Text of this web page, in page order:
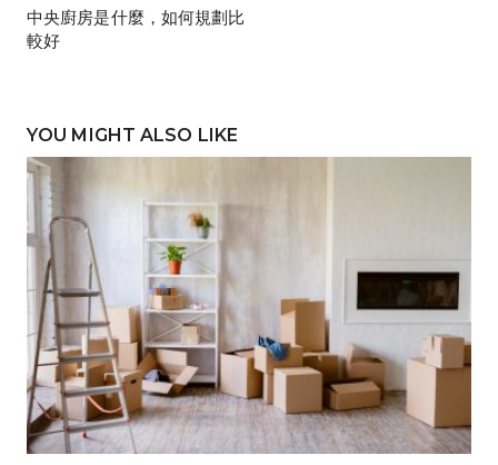
中央廚房是什麼，如何規劃比
較好
YOU MIGHT ALSO LIKE